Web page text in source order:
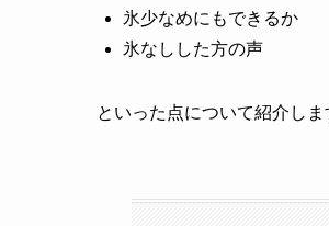
氷少なめにもできるか
氷なしした方の声
といった点について紹介しま